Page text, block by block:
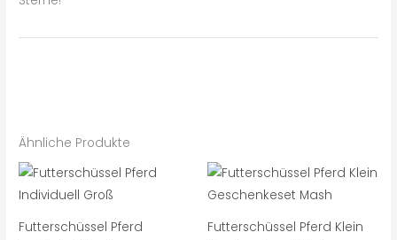
Ähnliche Produkte
Futterschüssel Pferd
Futterschüssel Pferd Klein